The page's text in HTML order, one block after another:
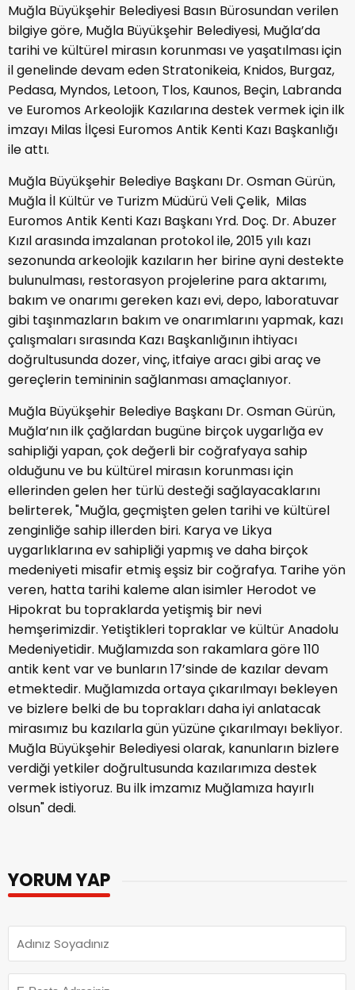
Muğla Büyükşehir Belediyesi Basın Bürosundan verilen
bilgiye göre, Muğla Büyükşehir Belediyesi, Muğla’da
tarihi ve kültürel mirasın korunması ve yaşatılması için
il genelinde devam eden Stratonikeia, Knidos, Burgaz,
Pedasa, Myndos, Letoon, Tlos, Kaunos, Beçin, Labranda
ve Euromos Arkeolojik Kazılarına destek vermek için ilk
imzayı Milas İlçesi Euromos Antik Kenti Kazı Başkanlığı
ile attı.
Muğla Büyükşehir Belediye Başkanı Dr. Osman Gürün,
Muğla İl Kültür ve Turizm Müdürü Veli Çelik, Milas
Euromos Antik Kenti Kazı Başkanı Yrd. Doç. Dr. Abuzer
Kızıl arasında imzalanan protokol ile, 2015 yılı kazı
sezonunda arkeolojik kazıların her birine ayni destekte
bulunulması, restorasyon projelerine para aktarımı,
bakım ve onarımı gereken kazı evi, depo, laboratuvar
gibi taşınmazların bakım ve onarımlarını yapmak, kazı
çalışmaları sırasında Kazı Başkanlığının ihtiyacı
doğrultusunda dozer, vinç, itfaiye aracı gibi araç ve
gereçlerin temininin sağlanması amaçlanıyor.
Muğla Büyükşehir Belediye Başkanı Dr. Osman Gürün,
Muğla’nın ilk çağlardan bugüne birçok uygarlığa ev
sahipliği yapan, çok değerli bir coğrafyaya sahip
olduğunu ve bu kültürel mirasın korunması için
ellerinden gelen her türlü desteği sağlayacaklarını
belirterek, "Muğla, geçmişten gelen tarihi ve kültürel
zenginliğe sahip illerden biri. Karya ve Likya
uygarlıklarına ev sahipliği yapmış ve daha birçok
medeniyeti misafir etmiş eşsiz bir coğrafya. Tarihe yön
veren, hatta tarihi kaleme alan isimler Herodot ve
Hipokrat bu topraklarda yetişmiş bir nevi
hemşerimizdir. Yetiştikleri topraklar ve kültür Anadolu
Medeniyetidir. Muğlamızda son rakamlara göre 110
antik kent var ve bunların 17’sinde de kazılar devam
etmektedir. Muğlamızda ortaya çıkarılmayı bekleyen
ve bizlere belki de bu toprakları daha iyi anlatacak
mirasımız bu kazılarla gün yüzüne çıkarılmayı bekliyor.
Muğla Büyükşehir Belediyesi olarak, kanunların bizlere
verdiği yetkiler doğrultusunda kazılarımıza destek
vermek istiyoruz. Bu ilk imzamız Muğlamıza hayırlı
olsun" dedi.
YORUM YAP